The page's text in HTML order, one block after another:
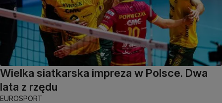
Wielka siatkarska impreza w Polsce. Dwa
lata z rzędu
EUROSPORT